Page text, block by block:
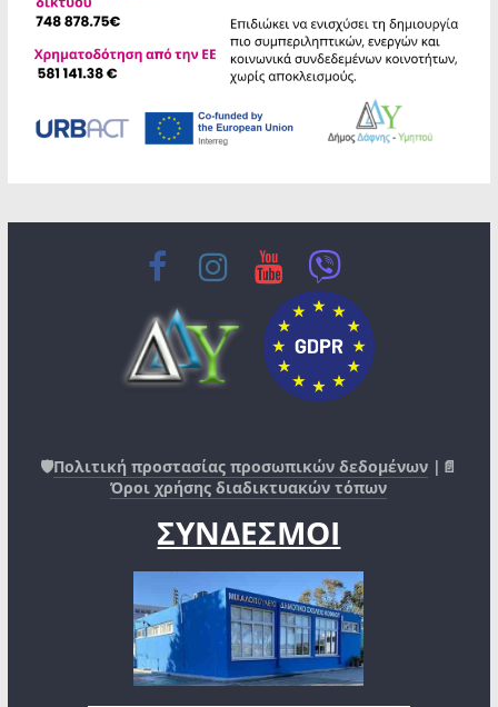
🛡️Πολιτική προστασίας προσωπικών δεδομένων |📄
Όροι χρήσης διαδικτυακών τόπων
ΣΥΝΔΕΣΜΟΙ